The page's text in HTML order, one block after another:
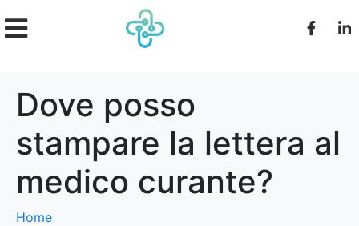
Dove posso
stampare la lettera al
medico curante?
Home